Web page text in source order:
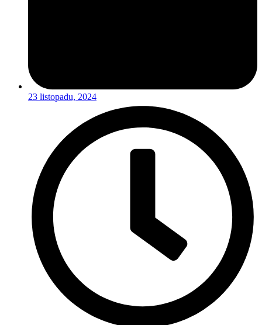
23 listopadu, 2024